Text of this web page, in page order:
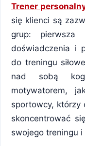
Trener
się klienci są
grup:
doświadczenia i
do treningu
nad sobą
motywatorem,
sportowcy, którzy
skoncentrować
swojego treningu i